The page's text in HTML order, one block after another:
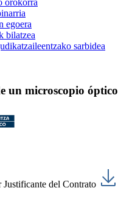
orokorra
egoera
bilatzea
sarbidea
un microscopio
Justificante del Contrato